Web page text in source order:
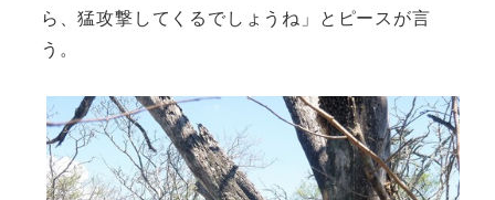
ら、猛攻撃してくるでしょうね」とピースが言
う。